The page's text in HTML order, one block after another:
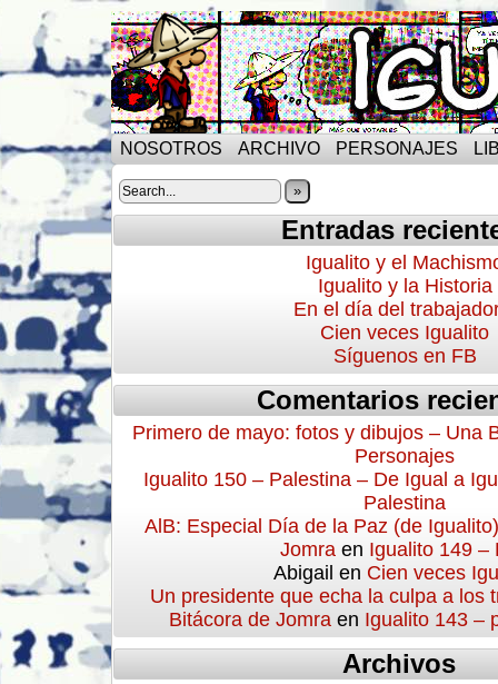
NOSOTROS ARCHIVO PERSONAJES
»
Entradas
Igualito y el
Igualito y la Historia
En el día del
Cien veces Igualito
Síguenos en FB
Comentarios
Primero de mayo: fotos y dibujos – Una
Personajes
Igualito 150 – Palestina – De Igual a
Palestina
AlB: Especial Día de la Paz (de
Jomra en Igualito 149 –
Abigail en Cien veces
Un presidente que echa la culpa a los
Bitácora de Jomra en Igualito 143 –
Archivos